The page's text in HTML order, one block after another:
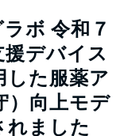
ボ 令和７
デバイス
した服薬ア
）向上モデ
れました